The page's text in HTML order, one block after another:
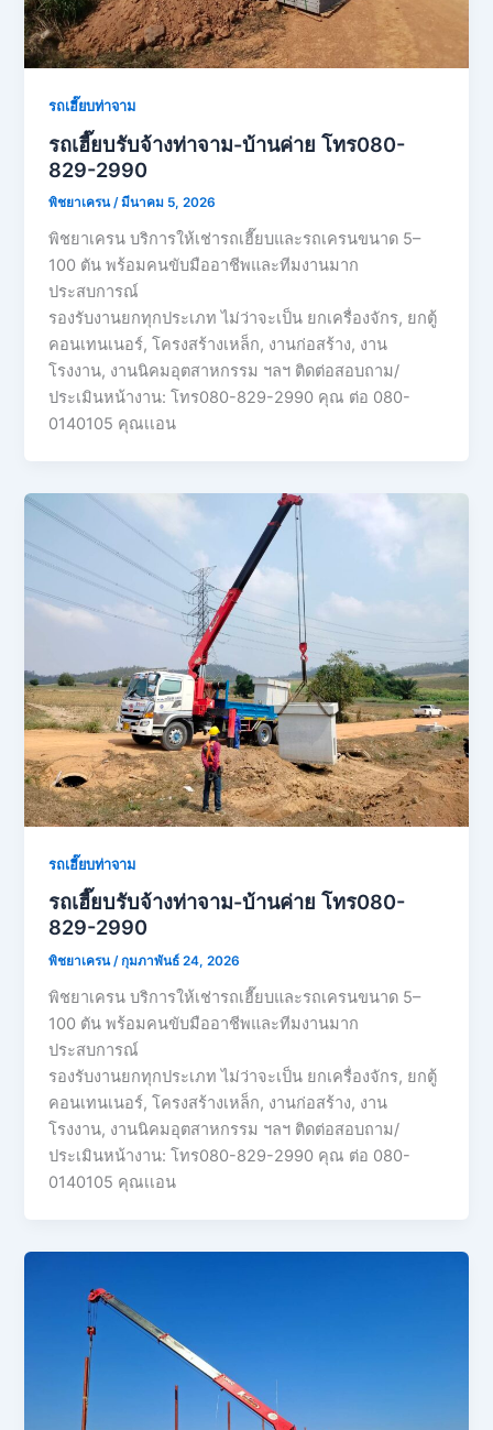
รถเฮี๊ยบท่าจาม
รถเฮี๊ยบรับจ้างท่าจาม-บ้านค่าย โทร080-
829-2990
พิชยาเครน/มีนาคม 5, 2026
พิชยาเครน บริการให้เช่ารถเฮี๊ยบและรถเครนขนาด 5–
100 ตัน พร้อมคนขับมืออาชีพและทีมงานมาก
ประสบการณ์
รองรับงานยกทุกประเภท ไม่ว่าจะเป็น ยกเครื่องจักร, ยกตู้
คอนเทนเนอร์, โครงสร้างเหล็ก, งานก่อสร้าง, งาน
โรงงาน, งานนิคมอุตสาหกรรม ฯลฯ ติดต่อสอบถาม/
ประเมินหน้างาน: โทร080-829-2990 คุณ ต่อ 080-
0140105 คุณเเอน
รถเฮี๊ยบท่าจาม
รถเฮี๊ยบรับจ้างท่าจาม-บ้านค่าย โทร080-
829-2990
พิชยาเครน/กุมภาพันธ์ 24, 2026
พิชยาเครน บริการให้เช่ารถเฮี๊ยบและรถเครนขนาด 5–
100 ตัน พร้อมคนขับมืออาชีพและทีมงานมาก
ประสบการณ์
รองรับงานยกทุกประเภท ไม่ว่าจะเป็น ยกเครื่องจักร, ยกตู้
คอนเทนเนอร์, โครงสร้างเหล็ก, งานก่อสร้าง, งาน
โรงงาน, งานนิคมอุตสาหกรรม ฯลฯ ติดต่อสอบถาม/
ประเมินหน้างาน: โทร080-829-2990 คุณ ต่อ 080-
0140105 คุณเเอน